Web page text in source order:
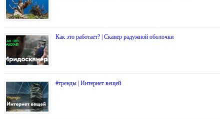
Как это работает? | Сканер радужной оболочки
#тренды | Интернет вещей